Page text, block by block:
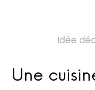
Idée
Une